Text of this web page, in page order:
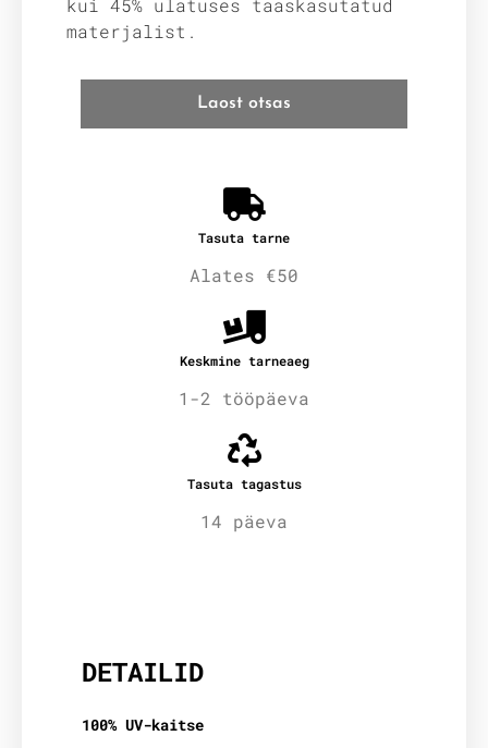
materjalist.
Laost otsas
Tasuta tarne
Alates €50
Keskmine tarneaeg
1-2 tööpäeva
Tasuta tagastus
14 päeva
DETAILID
100% UV-kaitse